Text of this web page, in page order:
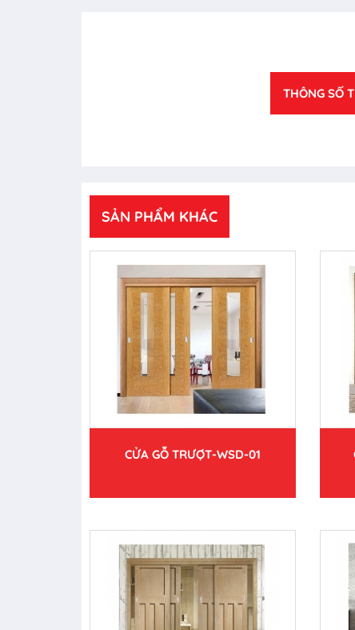
THÔNG SỐ
SẢN PHẨM KHÁC
CỬA GỖ TRƯỢT-WSD-01